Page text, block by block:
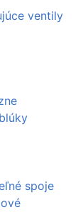
ventily
spoje